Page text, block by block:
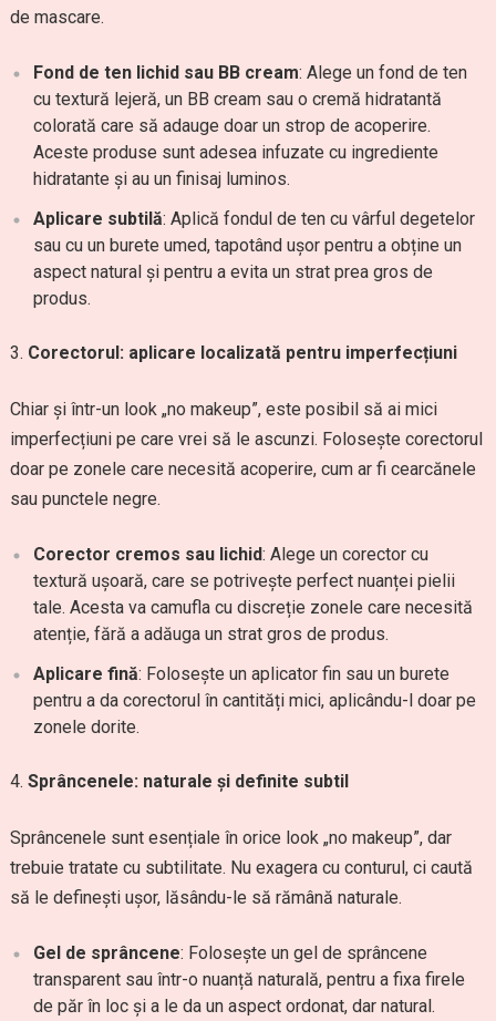
de mascare.
Fond de ten lichid sau BB cream: Alege un fond de ten
cu textură lejeră, un BB cream sau o cremă hidratantă
colorată care să adauge doar un strop de acoperire.
Aceste produse sunt adesea infuzate cu ingrediente
hidratante și au un finisaj luminos.
Aplicare subtilă: Aplică fondul de ten cu vârful degetelor
sau cu un burete umed, tapotând ușor pentru a obține un
aspect natural și pentru a evita un strat prea gros de
produs.
Corectorul: aplicare localizată pentru imperfecțiuni
Chiar și într-un look „no makeup”, este posibil să ai mici
imperfecțiuni pe care vrei să le ascunzi. Folosește corectorul
doar pe zonele care necesită acoperire, cum ar fi cearcănele
sau punctele negre.
Corector cremos sau lichid: Alege un corector cu
textură ușoară, care se potrivește perfect nuanței pielii
tale. Acesta va camufla cu discreție zonele care necesită
atenție, fără a adăuga un strat gros de produs.
Aplicare fină: Folosește un aplicator fin sau un burete
pentru a da corectorul în cantități mici, aplicându-l doar pe
zonele dorite.
Sprâncenele: naturale și definite subtil
Sprâncenele sunt esențiale în orice look „no makeup”, dar
trebuie tratate cu subtilitate. Nu exagera cu conturul, ci caută
să le definești ușor, lăsându-le să rămână naturale.
Gel de sprâncene: Folosește un gel de sprâncene
transparent sau într-o nuanță naturală, pentru a fixa firele
de păr în loc și a le da un aspect ordonat, dar natural.